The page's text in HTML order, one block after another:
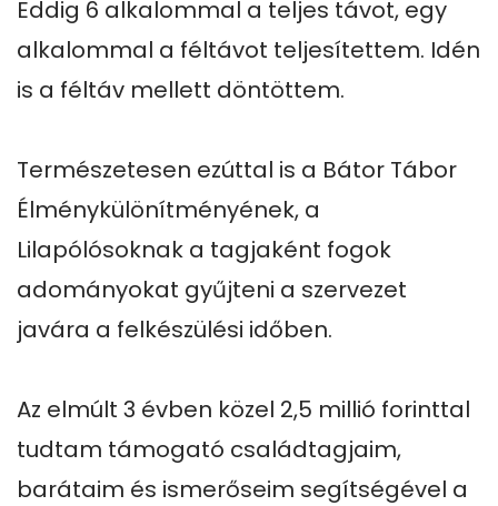
Eddig 6 alkalommal a teljes távot, egy
alkalommal a féltávot teljesítettem. Idén
is a féltáv mellett döntöttem.
Természetesen ezúttal is a Bátor Tábor
Élménykülönítményének, a
Lilapólósoknak a tagjaként fogok
adományokat gyűjteni a szervezet
javára a felkészülési időben.
Az elmúlt 3 évben közel 2,5 millió forinttal
tudtam támogató családtagjaim,
barátaim és ismerőseim segítségével a